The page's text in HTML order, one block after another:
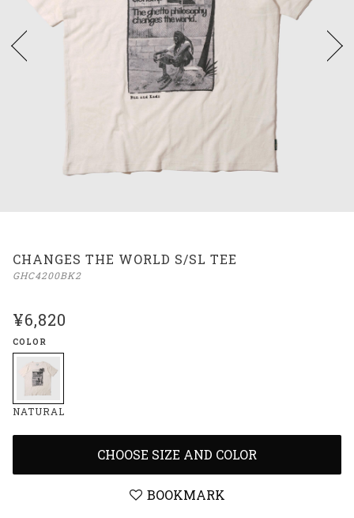
CHANGES THE WORLD S/SL TEE
GHC4200BK2
¥6,820
COLOR
NATURAL
CHOOSE SIZE AND COLOR
BOOKMARK